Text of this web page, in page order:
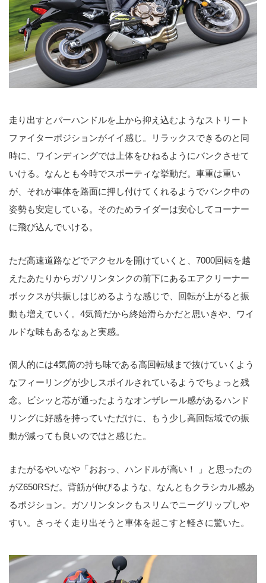
走り出すとバーハンドルを上から抑え込むようなストリート
ファイターポジションがイイ感じ。リラックスできるのと同
時に、ワインディングでは上体をひねるようにバンクさせて
いける。なんとも今時でスポーティな挙動だ。車重は重い
が、それが車体を路面に押し付けてくれるようでバンク中の
姿勢も安定している。そのためライダーは安心してコーナー
に飛び込んでいける。
ただ高速道路などでアクセルを開けていくと、7000回転を越
えたあたりからガソリンタンクの前下にあるエアクリーナー
ボックスが共振しはじめるような感じで、回転が上がると振
動も増えていく。4気筒だから終始滑らかだと思いきや、ワイ
ルドな味もあるなぁと実感。
個人的には4気筒の持ち味である高回転域まで抜けていくよう
なフィーリングが少しスポイルされているようでちょっと残
念。ビシッと芯が通ったようなオンザレール感があるハンド
リングに好感を持っていただけに、もう少し高回転域での振
動が減っても良いのではと感じた。
またがるやいなや「おおっ、ハンドルが高い！ 」と思ったの
がZ650RSだ。背筋が伸びるような、なんともクラシカル感あ
るポジション。ガソリンタンクもスリムでニーグリップしや
すい。さっそく走り出そうと車体を起こすと軽さに驚いた。